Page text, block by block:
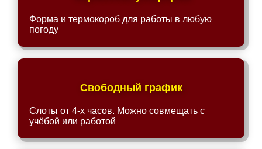
Форма и термокороб для работы в любую
погоду
Свободный график
Слоты от 4-х часов. Можно совмещать с
учёбой или работой